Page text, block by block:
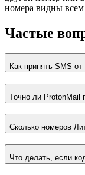
номера видны всем
Частые
Как принять SMS
Точно ли ProtonMail
Сколько номеров
Что делать, если